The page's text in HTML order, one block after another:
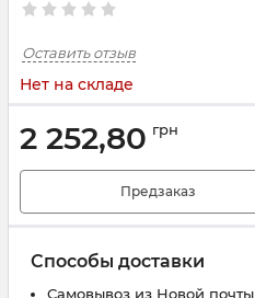
Оставить отзыв
Нет на складе
2 252,80 грн
Предзаказ
Способы доставки
Самовывоз из Новой почты